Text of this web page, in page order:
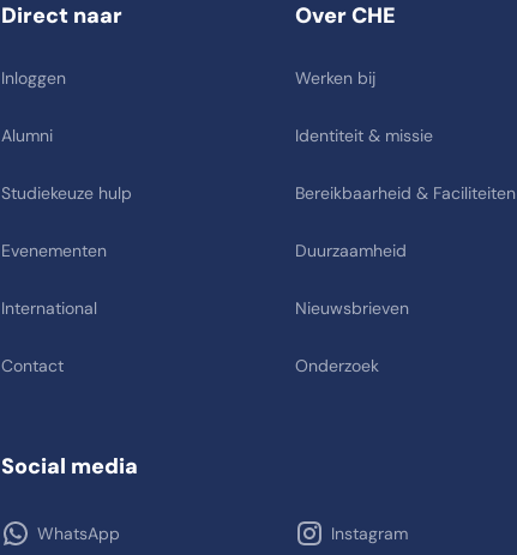
Direct naar
Inloggen
Alumni
Studiekeuze hulp
Evenementen
International
Contact
Over CHE
Werken bij
Identiteit & missie
Bereikbaarheid & Faciliteiten
Duurzaamheid
Nieuwsbrieven
Onderzoek
Social media
WhatsApp Instagram